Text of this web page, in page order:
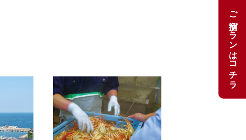
ご宿泊プランはコチラ